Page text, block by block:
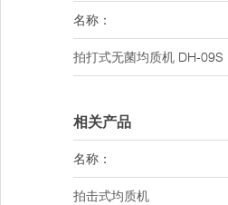
名称：
拍打式无菌均质机 DH-09S
相关产品
名称：
拍击式均质机